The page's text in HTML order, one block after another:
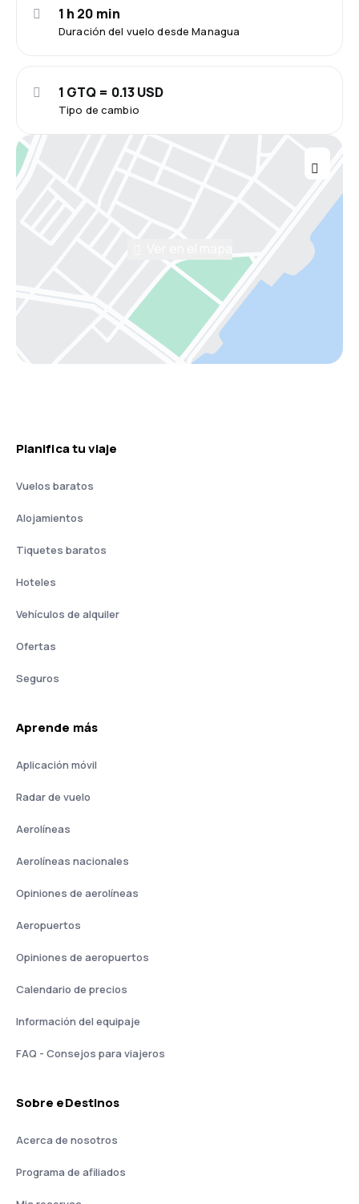
Duración del vuelo desde Managua
1 h 20 min
Tipo de cambio
1 GTQ = 0.13 USD
Planifica tu viaje
Vuelos baratos
Alojamientos
Tiquetes baratos
Hoteles
Vehículos de alquiler
Ofertas
Seguros
Aprende más
Aplicación móvil
Radar de vuelo
Aerolíneas
Aerolíneas nacionales
Opiniones de aerolíneas
Aeropuertos
Opiniones de aeropuertos
Calendario de precios
Información del equipaje
FAQ - Consejos para viajeros
Sobre eDestinos
Acerca de nosotros
Programa de afiliados